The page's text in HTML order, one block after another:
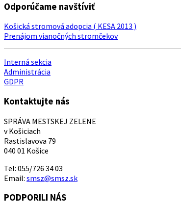
Odporúčame navštíviť
Košická stromová adopcia ( KESA 2013 )
Prenájom vianočných stromčekov
Interná sekcia
Administrácia
GDPR
Kontaktujte nás
SPRÁVA MESTSKEJ ZELENE
v Košiciach
Rastislavova 79
040 01 Košice
Tel: 055/726 34 03
Email: smsz@smsz.sk
PODPORILI NÁS